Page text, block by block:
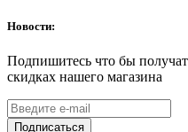
Новости:
Подпишитесь что бы
скидках нашего магазина
Подписаться